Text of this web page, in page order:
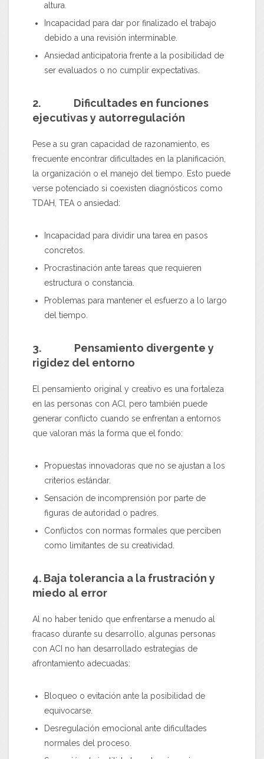
altura.
Incapacidad para dar por finalizado el trabajo
debido a una revisión interminable.
Ansiedad anticipatoria frente a la posibilidad de
ser evaluados o no cumplir expectativas.
2. Dificultades en funciones
ejecutivas y autorregulación
Pese a su gran capacidad de razonamiento, es
frecuente encontrar dificultades en la planificación,
la organización o el manejo del tiempo. Esto puede
verse potenciado si coexisten diagnósticos como
TDAH, TEA o ansiedad:
Incapacidad para dividir una tarea en pasos
concretos.
Procrastinación ante tareas que requieren
estructura o constancia.
Problemas para mantener el esfuerzo a lo largo
del tiempo.
3. Pensamiento divergente y
rigidez del entorno
El pensamiento original y creativo es una fortaleza
en las personas con ACI, pero también puede
generar conflicto cuando se enfrentan a entornos
que valoran más la forma que el fondo:
Propuestas innovadoras que no se ajustan a los
criterios estándar.
Sensación de incomprensión por parte de
figuras de autoridad o padres.
Conflictos con normas formales que perciben
como limitantes de su creatividad.
4. Baja tolerancia a la frustración y
miedo al error
Al no haber tenido que enfrentarse a menudo al
fracaso durante su desarrollo, algunas personas
con ACI no han desarrollado estrategias de
afrontamiento adecuadas:
Bloqueo o evitación ante la posibilidad de
equivocarse.
Desregulación emocional ante dificultades
normales del proceso.